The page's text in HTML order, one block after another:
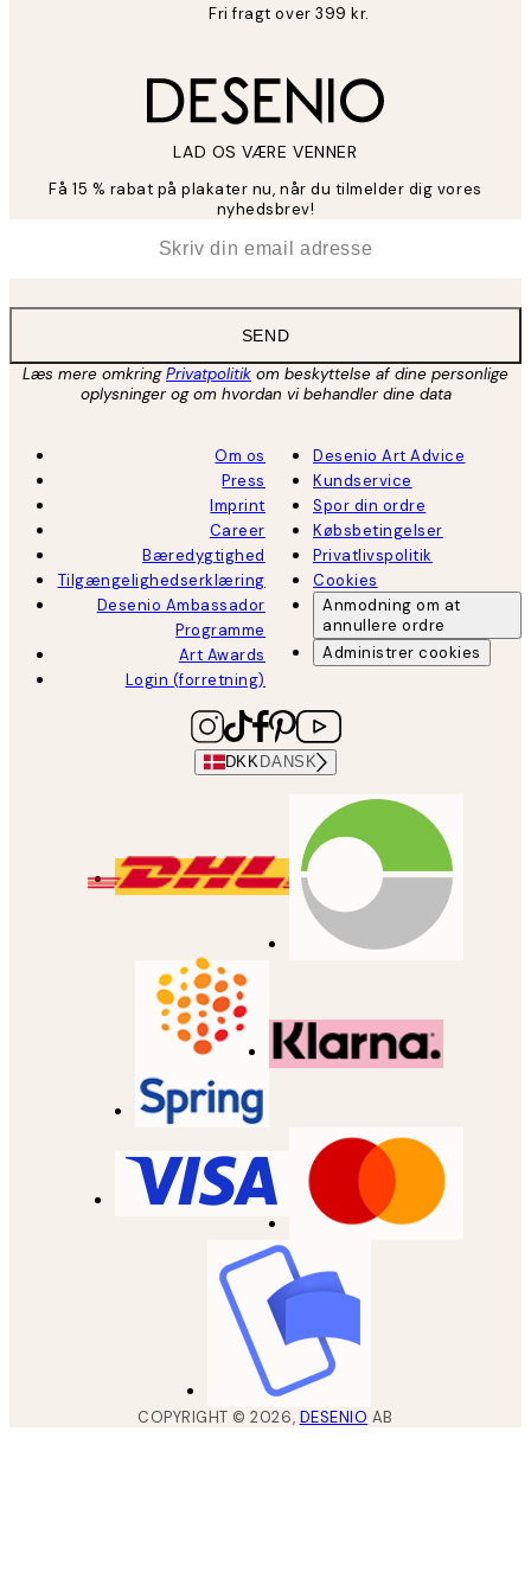
Fri fragt over 399 kr.
LAD OS VÆRE VENNER
Få 15 % rabat på plakater nu, når du tilmelder dig vores
nyhedsbrev!
SEND
Læs mere omkringPrivatpolitik om beskyttelse af dine personlige
oplysninger og om hvordan vi behandler dine data
Om os
Press
Imprint
Career
Bæredygtighed
Tilgængelighedserklæring
Desenio Ambassador
Programme
Art Awards
Login (forretning)
Desenio Art Advice
Kundservice
Spor din ordre
Købsbetingelser
Privatlivspolitik
Cookies
Anmodning om at
annullere ordre
Administrer cookies
DKK DANSK
COPYRIGHT ©2026, DESENIO AB